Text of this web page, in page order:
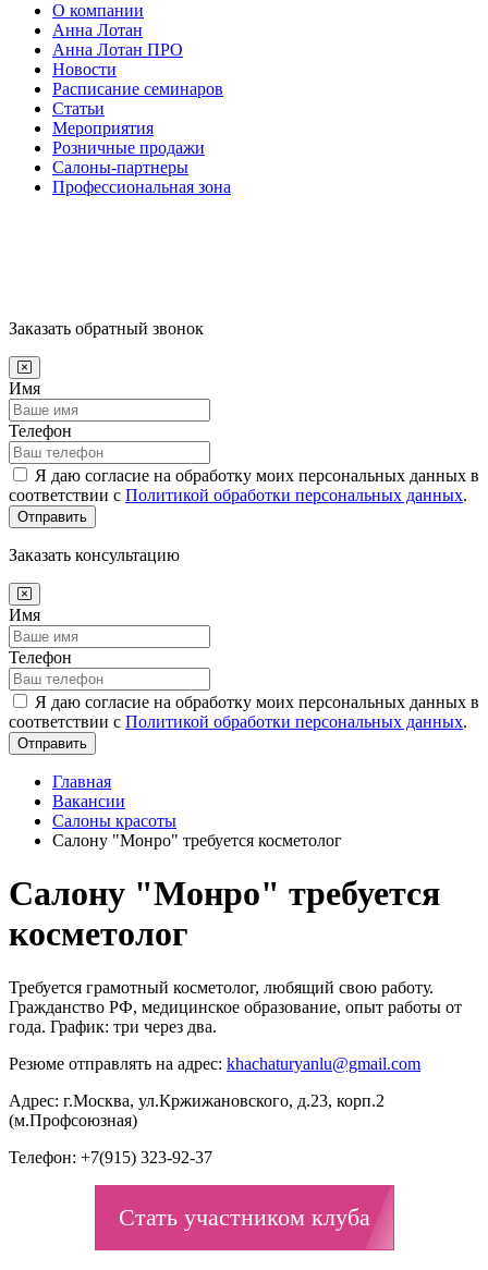
О компании
Анна Лотан
Анна Лотан ПРО
Новости
Расписание семинаров
Статьи
Мероприятия
Розничные продажи
Салоны-партнеры
Профессиональная зона
Заказать обратный звонок
Имя
Телефон
Я даю согласие на обработку моих персональных данных в
соответствии с Политикой обработки персональных данных.
Отправить
Заказать консультацию
Имя
Телефон
Я даю согласие на обработку моих персональных данных в
соответствии с Политикой обработки персональных данных.
Отправить
Главная
Вакансии
Салоны красоты
Салону "Монро" требуется косметолог
Салону "Монро" требуется
косметолог
Требуется грамотный косметолог, любящий свою работу.
Гражданство РФ, медицинское образование, опыт работы от
года. График: три через два.
Резюме отправлять на адрес: khachaturyanlu@gmail.com
Адрес: г.Москва, ул.Кржижановского, д.23, корп.2
(м.Профсоюзная)
Телефон: +7(915) 323-92-37
Стать участником клуба